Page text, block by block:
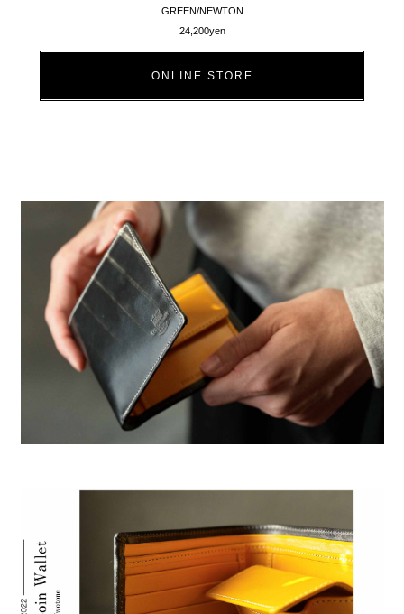
GREEN/NEWTON
24,200yen
ONLINE STORE